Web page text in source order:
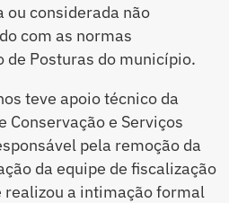
ou considerada não
com as normas
de Posturas do município.
teve apoio técnico da
Conservação e Serviços
pela remoção da
da equipe de fiscalização
realizou a intimação formal